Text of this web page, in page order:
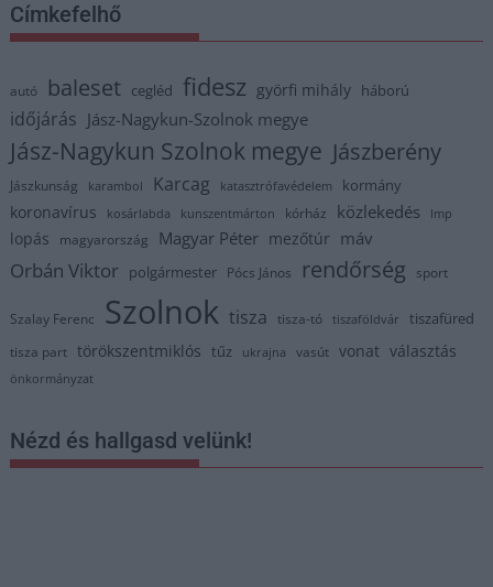
Címkefelhő
autó baleset cegléd fidesz györfi mihály háború
időjárás Jász-Nagykun-Szolnok megye
Jász-Nagykun Szolnok megye Jászberény
Jászkunság karambol Karcag katasztrófavédelem kormány
koronavírus kosárlabda kunszentmárton kórház közlekedés lmp
lopás magyarország Magyar Péter mezőtúr máv
Orbán Viktor polgármester Pócs János rendőrség sport
Szalay Ferenc Szolnok tisza tisza-tó tiszaföldvár tiszafüred
tisza part törökszentmiklós tűz ukrajna vasút vonat választás
önkormányzat
Nézd és hallgasd velünk!